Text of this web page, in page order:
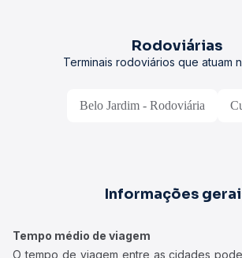
Rodoviárias
Terminais rodoviários que atuam
Belo Jardim - Rodoviária
Informações
Tempo médio de viagem
O tempo de viagem entre as cidades